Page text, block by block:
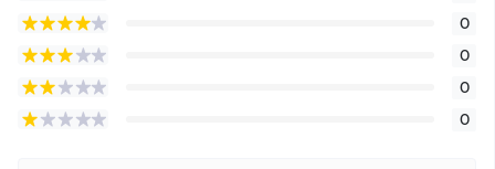
0
0
0
0